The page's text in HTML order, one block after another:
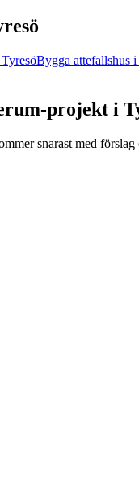
TyresöBygga attefallshus i
-projekt i
snarast med